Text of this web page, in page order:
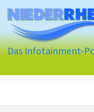
Das Infotainment-